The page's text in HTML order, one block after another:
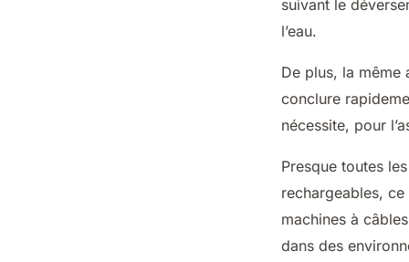
suivant le
l’eau.
De plus, la même
conclure
nécessite, pour
Presque toutes
rechargeables,
machines à
dans des